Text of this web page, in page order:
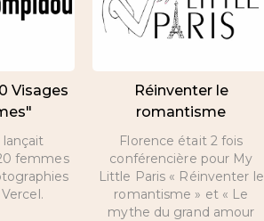
Visages
femmes
Réinventer le
romantisme
Florence était 2 fois
conférencière pour My
Little Paris « Réinventer le
romantisme » et « Le
mythe du grand amour